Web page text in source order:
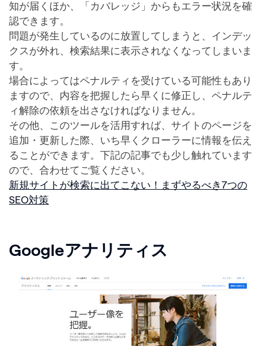
知が届くほか、「カバレッジ」からもエラー状況を確
認できます。
問題が発生しているのに放置してしまうと、インデッ
クスが外れ、検索結果に表示されなくなってしまいま
す。
場合によってはペナルティを受けている可能性もあり
ますので、内容を把握したら早くに修正し、ペナルテ
ィ解除の依頼を出さなければなりません。
その他、このツールを活用すれば、サイトのページを
追加・更新した際、いち早くクローラーに情報を伝え
ることができます。下記の記事でも少し触れています
ので、合わせてご覧ください。
新規サイトが検索に出てこない！まずやるべき7つの
SEO対策
Googleアナリティス